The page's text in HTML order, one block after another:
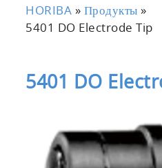
HORIBA » Продукты »
5401 DO Electrode Tip
5401 DO